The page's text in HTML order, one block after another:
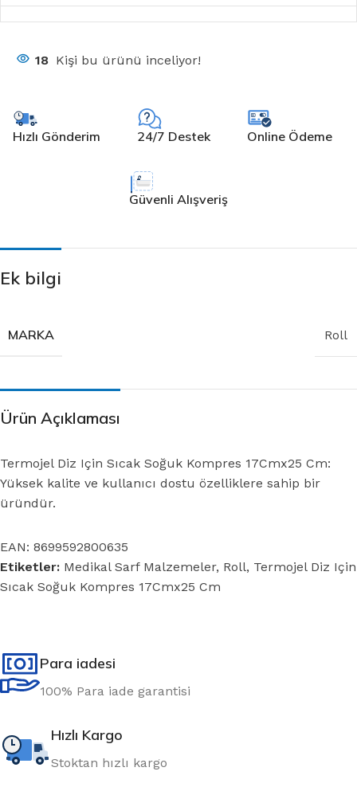
18 Kişi bu ürünü inceliyor!
Hızlı Gönderim 24/7 Destek Online Ödeme
Güvenli Alışveriş
Ek bilgi
MARKA Roll
Ürün Açıklaması
Termojel Diz Için Sıcak Soğuk Kompres 17Cmx25 Cm:
Yüksek kalite ve kullanıcı dostu özelliklere sahip bir
üründür.
EAN: 8699592800635
Etiketler: Medikal Sarf Malzemeler, Roll, Termojel Diz Için
Sıcak Soğuk Kompres 17Cmx25 Cm
Para iadesi
100% Para iade garantisi
Hızlı Kargo
Stoktan hızlı kargo